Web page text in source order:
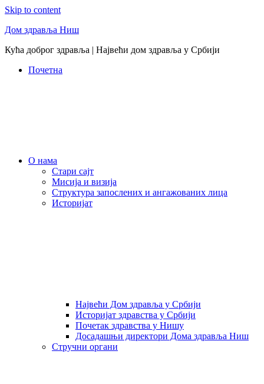
Skip to content
Дом здравља Ниш
Кућа доброг здравља | Највећи дом здравља у Србији
Почетна
О нама
Стари сајт
Мисија и визија
Структура запослених и ангажованих лица
Историјат
Највећи Дом здравља у Србији
Историјат здравства у Србији
Почетак здравства у Нишу
Досадашњи директори Дома здравља Ниш
Стручни органи